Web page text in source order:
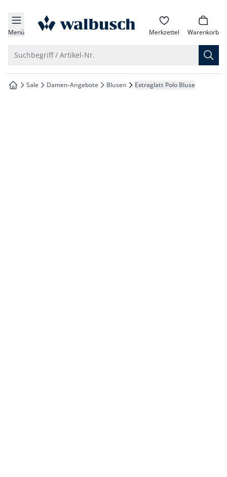
springen
springen
springen
springen
Menü zur Startseite Merkzettel Warenkorb
Suchbegriff / Artikel-Nr.
zur Startseite
Sale Damen-Angebote Blusen Extraglatt Polo Bluse